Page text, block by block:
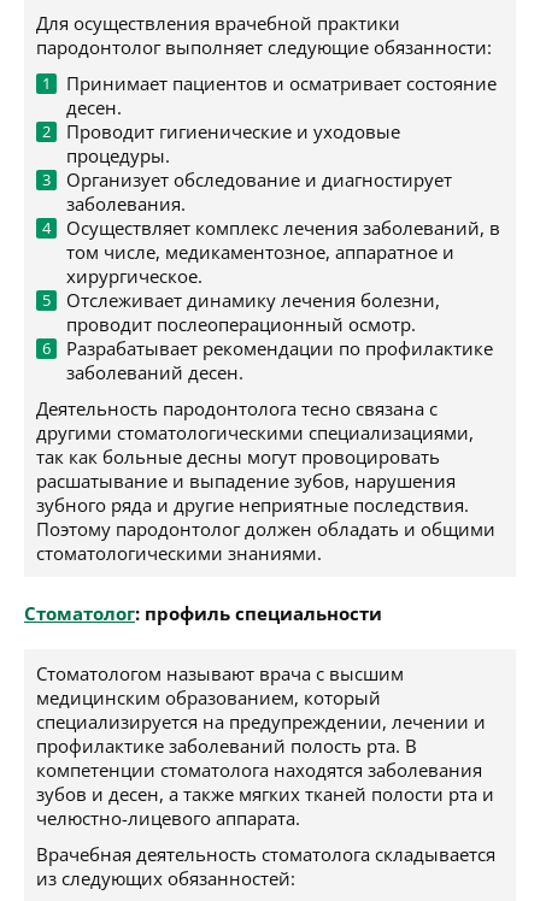
Для осуществления врачебной практики
пародонтолог выполняет следующие обязанности:
Принимает пациентов и осматривает состояние
десен.
Проводит гигиенические и уходовые
процедуры.
Организует обследование и диагностирует
заболевания.
Осуществляет комплекс лечения заболеваний, в
том числе, медикаментозное, аппаратное и
хирургическое.
Отслеживает динамику лечения болезни,
проводит послеоперационный осмотр.
Разрабатывает рекомендации по профилактике
заболеваний десен.
Деятельность пародонтолога тесно связана с
другими стоматологическими специализациями,
так как больные десны могут провоцировать
расшатывание и выпадение зубов, нарушения
зубного ряда и другие неприятные последствия.
Поэтому пародонтолог должен обладать и общими
стоматологическими знаниями.
Стоматолог: профиль специальности
Стоматологом называют врача с высшим
медицинским образованием, который
специализируется на предупреждении, лечении и
профилактике заболеваний полость рта. В
компетенции стоматолога находятся заболевания
зубов и десен, а также мягких тканей полости рта и
челюстно-лицевого аппарата.
Врачебная деятельность стоматолога складывается
из следующих обязанностей: